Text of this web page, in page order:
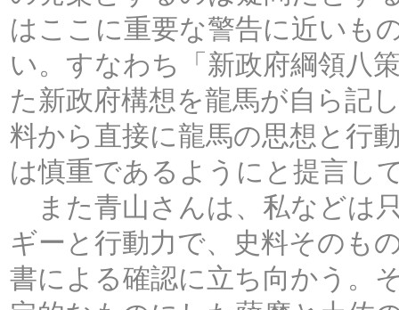
はここに重要な警告に近いも
い。すなわち「新政府綱領八
た新政府構想を龍馬が自ら記
料から直接に龍馬の思想と行
は慎重であるようにと提言し
また青山さんは、私などは
ギーと行動力で、史料そのも
書による確認に立ち向かう。